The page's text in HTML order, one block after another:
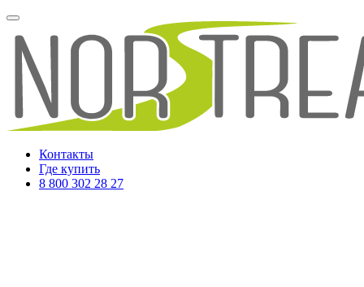
Контакты
Где купить
8 800 302 28 27